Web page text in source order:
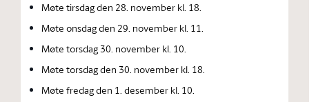
Møte tirsdag den 28. november kl. 18.
Møte onsdag den 29. november kl. 11.
Møte torsdag 30. november kl. 10.
Møte torsdag den 30. november kl. 18.
Møte fredag den 1. desember kl. 10.